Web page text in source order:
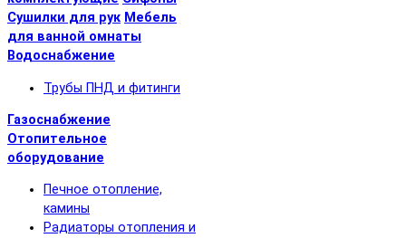
Сушилки для рук Мебель
для ванной омнаты
Водоснабжение
Трубы ПНД и фитинги
Газоснабжение
Отопительное
оборудование
Печное отопление,
камины
Радиаторы отопления и